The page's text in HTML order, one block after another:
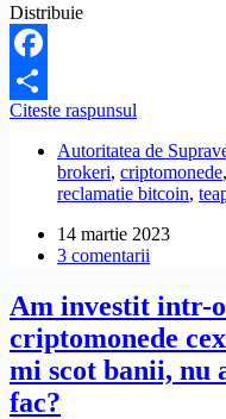
Distribuie
Facebook
Partajează
Citeste raspunsul
inselata
de
Binance
o
firma
brokeri,
pe
platforma
Ip-
t.trade.
Autoritatea de
brokeri, criptomonede,
reclamatie bitcoin,
14 martie 2023
3 comentarii
Am investit intr-
criptomonede
mi scot banii, nu
fac?